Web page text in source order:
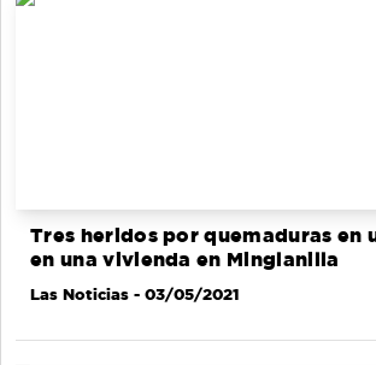
Tres heridos por quemaduras en
en una vivienda en Minglanilla
Las Noticias - 03/05/2021